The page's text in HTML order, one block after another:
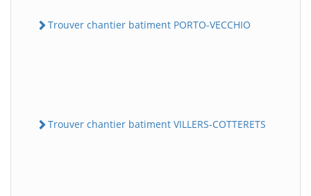
Trouver chantier batiment PORTO-VECCHIO
Trouver chantier batiment VILLERS-COTTERETS